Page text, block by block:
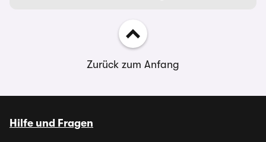
Zurück zum Anfang
Hilfe und Fragen